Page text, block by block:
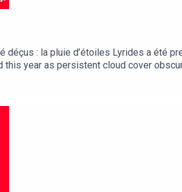
déçus : la pluie d’étoiles Lyrides a été
year as persistent cloud cover